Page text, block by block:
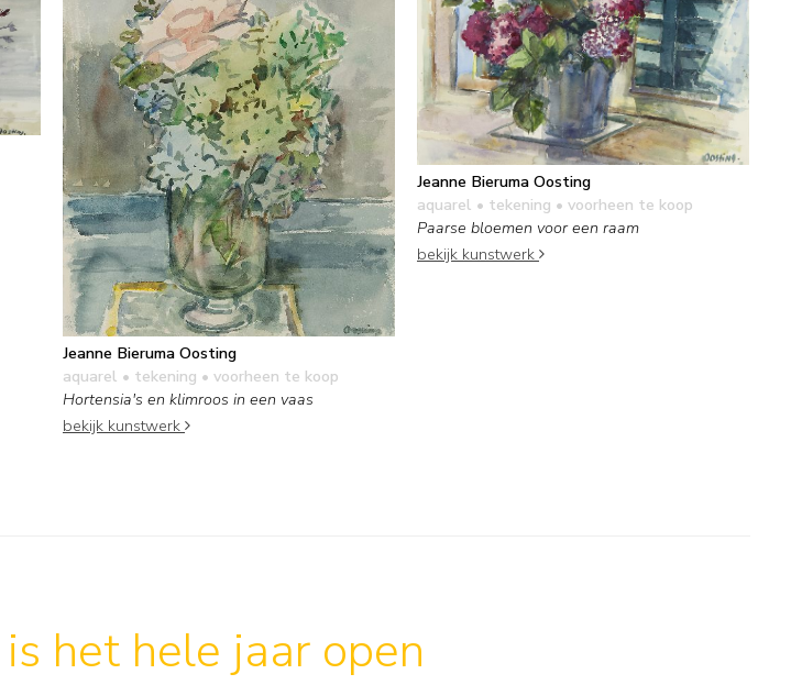
Jeanne Bieruma Oosting
aquarel • tekening • voorheen te koop
Hortensia's en klimroos in een vaas
bekijk kunstwerk
Jeanne Bieruma Oosting
aquarel • tekening • voorheen te koop
Paarse bloemen voor een raam
bekijk kunstwerk
het hele jaar open